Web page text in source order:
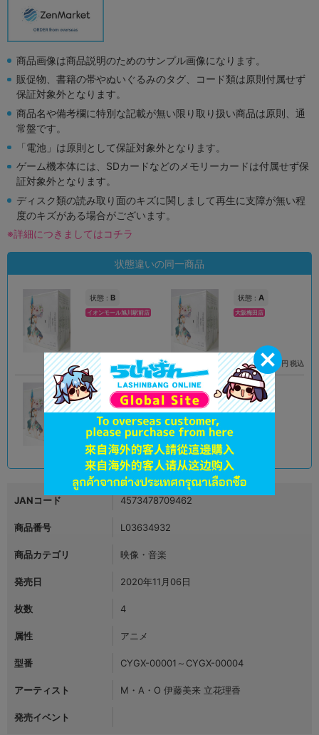
商品画像は商品説明のためのサンプル画像になります。
販促物、書籍の帯やぬいぐるみのタグ、コード類は原則付属せず
保証対象外となります。
商品名や備考欄に特別な記載が無い限り取り扱い商品は原則、通
常盤です。
「電池」は原則として保証対象外となります。
ゲーム機本体には、SDカードなどのメモリーカードは付属せず保
証対象外となります。
ディスク類の読み取り面のキズに関しまして再生に支障が無い程
度のキズがある場合がございます。
※詳細につきましてはコチラ
状態違いの同一商品
状態 : B
イオンモール旭川駅前店
在庫あり 690円 税込
状態 : A
大阪梅田店
在庫あり 1,390円 税込
状態 : A
新座流通センター
在庫あり 990 円 税込
JANコード 4573478709462
商品番号 L03634932
商品カテゴリ 映像・音楽
発売日 2020年11月06日
枚数 4
属性 アニメ
型番 CYGX-00001～CYGX-00004
アーティスト M・A・O 伊藤美来 立花理香
発売イベント